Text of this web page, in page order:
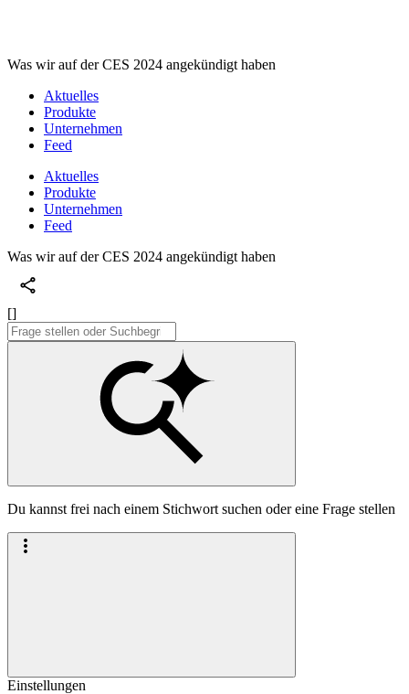
Was wir auf der CES 2024 angekündigt haben
Aktuelles
Produkte
Unternehmen
Feed
Aktuelles
Produkte
Unternehmen
Feed
Was wir auf der CES 2024 angekündigt haben
[]
Du kannst frei nach einem Stichwort suchen oder eine Frage stellen
Einstellungen